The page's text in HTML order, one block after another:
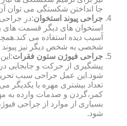
جا انداختن شکستگی می توان
جراحی پیوند استخوان:در جراحی
استخوان های دیگر قسمت های
آسیب دیده استفاده می
شخصی به شخص دیگر نیز پیوند
جراحی فیوژن ستون فقرات
پیشگیری از حرکت و جابجایی
شود.این عمل جراحی سبب
تعداد بیشتری مهره با یکدیگر
کمر،گردن و صدمات وارده به
بسیاری از موارد از جراحی
شود.